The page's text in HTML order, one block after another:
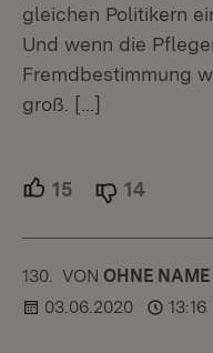
gleichen Politikern
Und wenn die
Fremdbestimmung
groß.
[…]
15 Unterstützer.
14
130. KOMMENTAR
VON :OHNE NAME
03.06.2020
13:16